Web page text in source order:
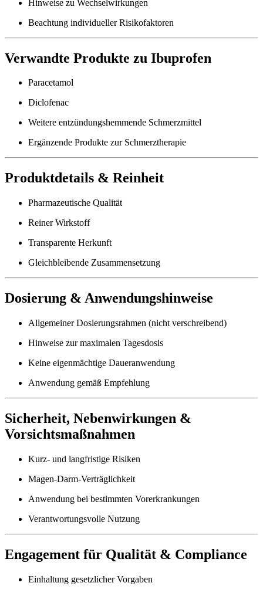
Hinweise zu Wechselwirkungen
Beachtung individueller Risikofaktoren
Verwandte Produkte zu Ibuprofen
Paracetamol
Diclofenac
Weitere entzündungshemmende Schmerzmittel
Ergänzende Produkte zur Schmerztherapie
Produktdetails & Reinheit
Pharmazeutische Qualität
Reiner Wirkstoff
Transparente Herkunft
Gleichbleibende Zusammensetzung
Dosierung & Anwendungshinweise
Allgemeiner Dosierungsrahmen (nicht verschreibend)
Hinweise zur maximalen Tagesdosis
Keine eigenmächtige Daueranwendung
Anwendung gemäß Empfehlung
Sicherheit, Nebenwirkungen &
Vorsichtsmaßnahmen
Kurz- und langfristige Risiken
Magen-Darm-Verträglichkeit
Anwendung bei bestimmten Vorerkrankungen
Verantwortungsvolle Nutzung
Engagement für Qualität & Compliance
Einhaltung gesetzlicher Vorgaben